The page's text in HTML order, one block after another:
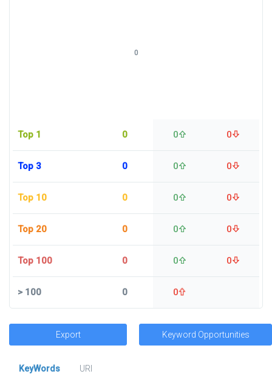
Top 1 0 0 0
Top 3 0 0 0
Top 10 0 0 0
Top 20 0 0 0
Top 100 0 0 0
>100 0 0
0
Export Keyword Opportunities
KeyWords
URl